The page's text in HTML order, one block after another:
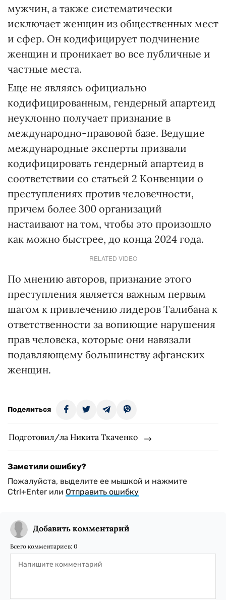
мужчин, а также систематически
исключает женщин из общественных мест
и сфер. Он кодифицирует подчинение
женщин и проникает во все публичные и
частные места.
Еще не являясь официально
кодифицированным, гендерный апартеид
неуклонно получает признание в
международно-правовой базе. Ведущие
международные эксперты призвали
кодифицировать гендерный апартеид в
соответствии со статьей 2 Конвенции о
преступлениях против человечности,
причем более 300 организаций
настаивают на том, чтобы это произошло
как можно быстрее, до конца 2024 года.
RELATED VIDEO
По мнению авторов, признание этого
преступления является важным первым
шагом к привлечению лидеров Талибана к
ответственности за вопиющие нарушения
прав человека, которые они навязали
подавляющему большинству афганских
женщин.
Поделиться
Подготовил/ла Никита Ткаченко
Заметили ошибку?
Пожалуйста, выделите ее мышкой и нажмите
Ctrl+Enter или Отправить ошибку
Добавить комментарий
Всего комментариев: 0